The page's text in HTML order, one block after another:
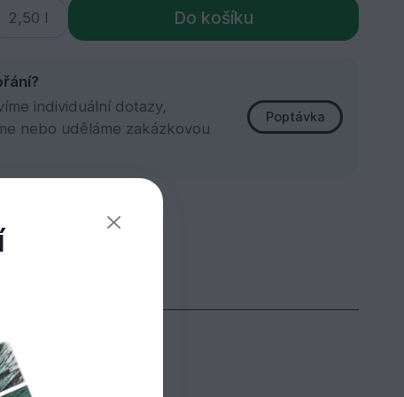
Do košíku
individuální dotazy,
nebo uděláme zakázkovou
Poptávka